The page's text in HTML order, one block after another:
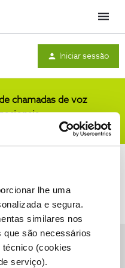
lhe uma
e segura.
similares nos
que são necessários
técnico (cookies
serviço).
Menu
Iniciar sessão
chamadas de voz
Accessibility statement